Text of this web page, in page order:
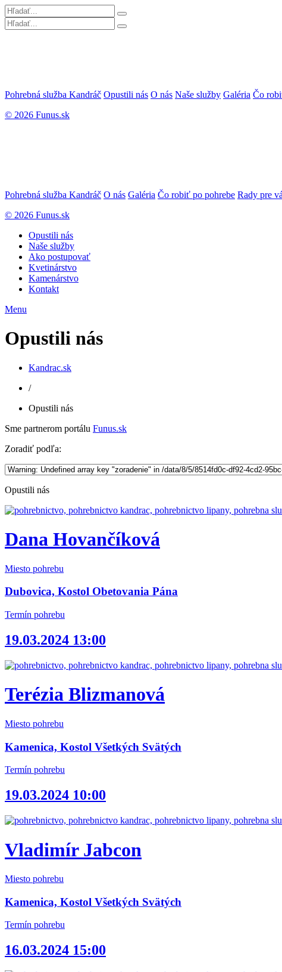
Pohrebná služba Kandráč Opustili nás O nás Naše služby Galéria Čo
© 2026 Funus.sk
Pohrebná služba Kandráč O nás Galéria Čo robiť po pohrebe Rady pre
© 2026 Funus.sk
Opustili nás
Naše služby
Ako postupovať
Kvetinárstvo
Kamenárstvo
Kontakt
Menu
Opustili nás
Kandrac.sk
/
Opustili nás
Sme partnerom portálu Funus.sk
Zoradiť podľa:
Opustili nás
Dana Hovančíková
Miesto pohrebu
Dubovica, Kostol Obetovania Pána
Termín pohrebu
19.03.2024 13:00
Terézia Blizmanová
Miesto pohrebu
Kamenica, Kostol Všetkých Svätých
Termín pohrebu
19.03.2024 10:00
Vladimír Jabcon
Miesto pohrebu
Kamenica, Kostol Všetkých Svätých
Termín pohrebu
16.03.2024 15:00